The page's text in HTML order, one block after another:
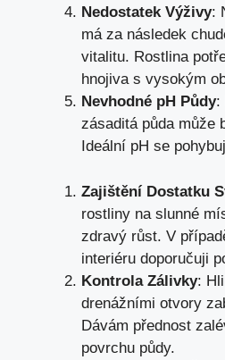
Nedostatek Výživy:
má za následek
vitalitu. Rostlina
hnojiva s vysokým
Nevhodné pH Půdy:
zásaditá půda může
Ideální pH se
Zajištění Dostatku
rostliny na slunné
zdravý růst. V
interiéru doporučuji
Kontrola Zálivky:
drenážními otvory
Dávám přednost
povrchu půdy.